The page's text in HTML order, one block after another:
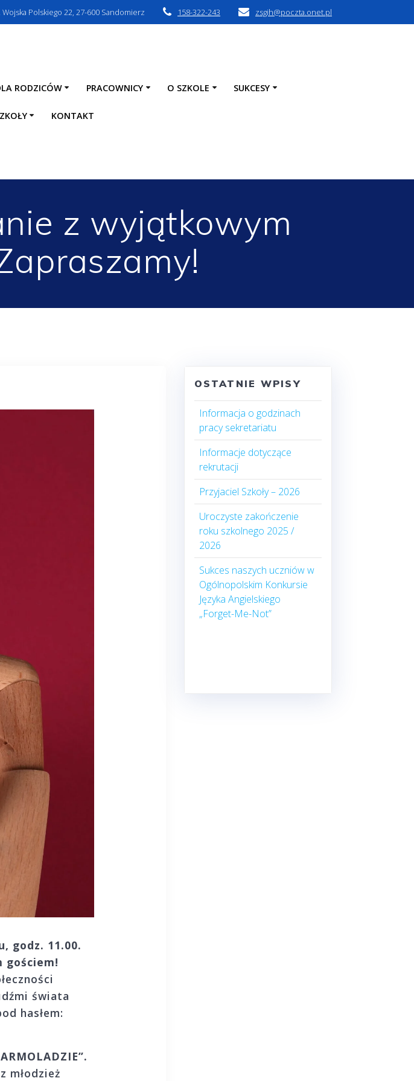
Wojska Polskiego 22, 27-600 Sandomierz 158-322-243 zsgih@poczta.onet.pl
RODZICÓW PRACOWNICY O SZKOLE SUKCESY
KONTAKT
z wyjątkowym
godz. 11.00.
gościem!
świata
hasłem:
młodzież
OSTATNIE WPISY
Informacja o godzinach
pracy sekretariatu
Informacje dotyczące
rekrutacji
Przyjaciel Szkoły – 2026
Uroczyste zakończenie
roku szkolnego 2025 /
2026
Sukces naszych uczniów w
Ogólnopolskim Konkursie
Języka Angielskiego
„Forget-Me-Not”